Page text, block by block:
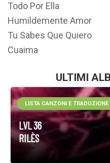
Todo Por Ella
Humildemente Amor
Tu Sabes Que Quiero
Cuaima
ULTIMI
LVL 36
RILÈS
LISTA CANZONI E TRADUZIONE